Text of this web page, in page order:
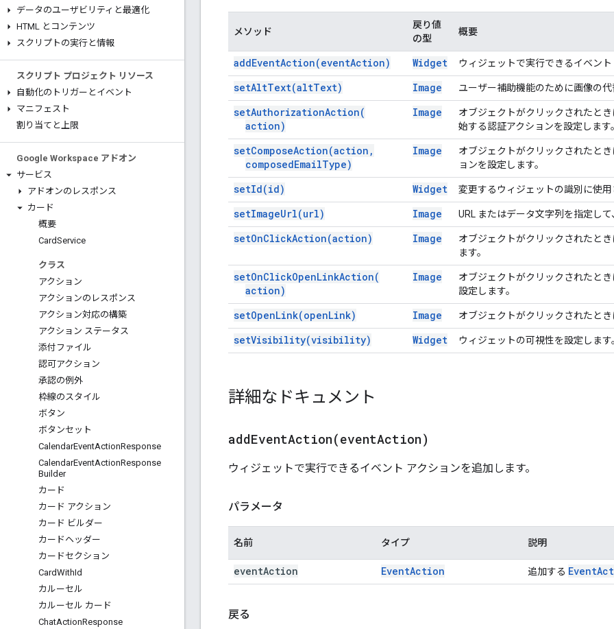
データのユーザビリティと最適化
HTML とコンテンツ
スクリプトの実行と情報
スクリプト プロジェクト リソース
自動化のトリガーとイベント
マニフェスト
割り当てと上限
Google Workspace アドオン
サービス
アドオンのレスポンス
カード
概要
CardService
クラス
アクション
アクションのレスポンス
アクション対応の構築
アクション ステータス
添付ファイル
認可アクション
承認の例外
枠線のスタイル
ボタン
ボタンセット
CalendarEventActionResponse
CalendarEventActionResponse
Builder
カード
カード アクション
カード ビルダー
カードヘッダー
カードセクション
CardWithId
カルーセル
カルーセル カード
ChatActionResponse
メソッド
戻り値
の型
概要
addEventAction(eventAction) Widget ウィジェットで実行できるイベント
setAltText(altText) Image ユーザー補助機能のために画像の代
setAuthorizationAction(
action)
Image
オブジェクトがクリックされたと
始する認証アクションを設定します。
setComposeAction(action ,
composedEmailType)
Image
オブジェクトがクリックされたと
ョンを設定します。
setId(id) Widget 変更するウィジェットの識別に使用
setImageUrl(url) Image URL またはデータ文字列を指定し
setOnClickAction(action) Image
オブジェクトがクリックされたと
ます。
setOnClickOpenLinkAction(
action)
Image
オブジェクトがクリックされたと
設定します。
setOpenLink(openLink) Image オブジェクトがクリックされたとき
setVisibility(visibility) Widget ウィジェットの可視性を設定します
詳細なドキュメント
addEventAction(eventAction)
ウィジェットで実行できるイベント アクションを追加します。
パラメータ
名前 タイプ 説明
eventAction EventAction 追加する Event
戻る